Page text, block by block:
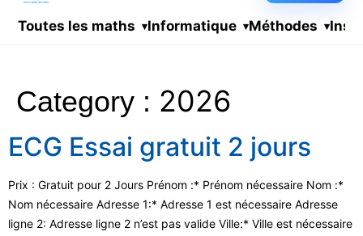
Toutes les maths Informatique Méthodes
Category : 2026
ECG Essai gratuit 2 jours
Prix : Gratuit pour 2 Jours Prénom :* Prénom nécessaire Nom :*
Nom nécessaire Adresse 1:* Adresse 1 est nécessaire Adresse
ligne 2: Adresse ligne 2 n’est pas valide Ville:* Ville est nécessaire